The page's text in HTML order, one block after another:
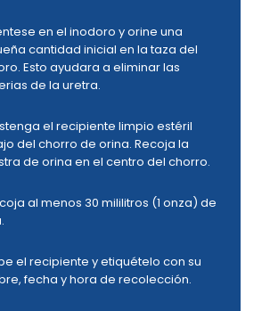
en el inodoro y orine una
cantidad inicial en la taza del
Esto ayudara a eliminar las
de la uretra.
el recipiente limpio estéril
del chorro de orina. Recoja la
de orina en el centro del chorro.
al menos 30 mililitros (1 onza) de
el recipiente y etiquételo con su
fecha y hora de recolección.